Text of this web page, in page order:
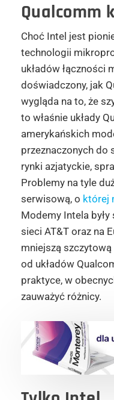
Qualcomm
Choć Intel jest
technologii
układów łączności
doświadczony, jak
wygląda na to, że
to właśnie układy
amerykańskich
przeznaczonych do
rynki azjatyckie,
Problemy na tyle
serwisową, o której
Modemy Intela
sieci AT&T oraz na
mniejszą
od układów
praktyce, w
zauważyć różnicy.